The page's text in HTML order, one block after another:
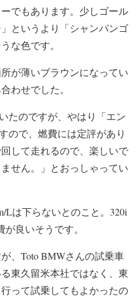
でもあります。少しゴール
というより「シャンパンゴ
な色です。
が薄いブラウンになってい
わせでした。
たのですが、やはり「エン
ので、燃費には定評があり
して走れるので、楽しいで
せん。」とおっしゃってい
Lは下らないとのこと。320i
良いそうです。
、Toto BMWさんの試乗車
東久留米本社ではなく、東
って試乗してもよかったの